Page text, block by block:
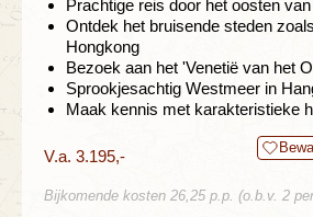
Prachtige reis door het oosten
Ontdek het bruisende steden
Hongkong
Bezoek aan het 'Venetië van het
Sprookjesachtig Westmeer in
Maak kennis met karakteristieke
V.a. 3.195,-
Bijkomende kosten 26,25 p.p. (o.b.v. 2